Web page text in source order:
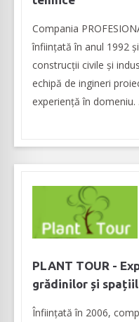
Compania
înființată în anul 1992
construcții civile și
echipă de ingineri
experiență în domeniu.
PLANT TOUR -
grădinilor și
Înființată în 2006,